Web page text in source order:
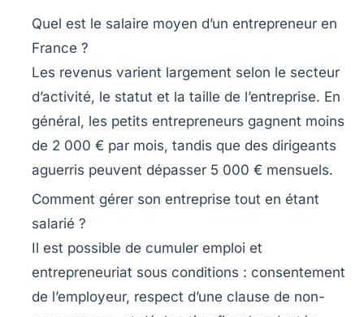
Quel est le salaire moyen d’un entrepreneur en
France ?
Les revenus varient largement selon le secteur
d’activité, le statut et la taille de l’entreprise. En
général, les petits entrepreneurs gagnent moins
de 2 000 € par mois, tandis que des dirigeants
aguerris peuvent dépasser 5 000 € mensuels.
Comment gérer son entreprise tout en étant
salarié ?
Il est possible de cumuler emploi et
entrepreneuriat sous conditions : consentement
de l’employeur, respect d’une clause de non-